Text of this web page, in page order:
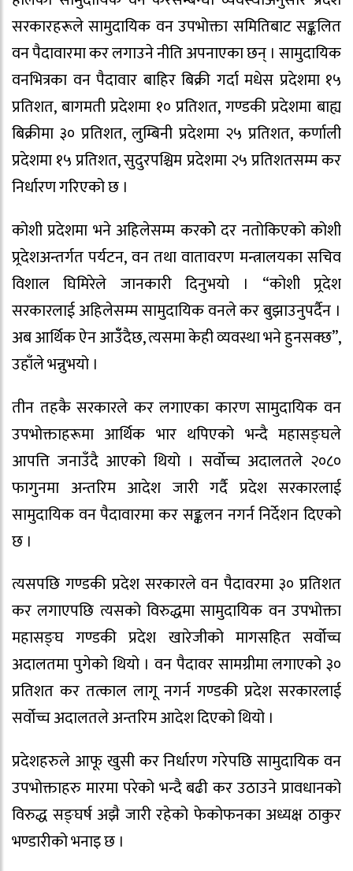
सरकारहरूले सामुदायिक वन उपभोक्ता समितिबाट सङ्कलित
वन पैदावारमा कर लगाउने नीति अपनाएका छन् । सामुदायिक
वनभित्रका वन पैदावार बाहिर बिक्री गर्दा मधेस प्रदेशमा १५
प्रतिशत, बागमती प्रदेशमा १० प्रतिशत, गण्डकी प्रदेशमा बाह्य
बिक्रीमा ३० प्रतिशत, लुम्बिनी प्रदेशमा २५ प्रतिशत, कर्णाली
प्रदेशमा १५ प्रतिशत, सुदुरपश्चिम प्रदेशमा २५ प्रतिशतसम्म कर
निर्धारण गरिएको छ ।
कोशी प्रदेशमा भने अहिलेसम्म करकोे दर नतोकिएको कोशी
प्र्रदेशअन्तर्गत पर्यटन, वन तथा वातावरण मन्त्रालयका सचिव
विशाल घिमिरेले जानकारी दिनुभयो । “कोशी प्र्रदेश
सरकारलाई अहिलेसम्म सामुदायिक वनले कर बुझाउनुपर्दैन ।
अब आर्थिक ऐन आउँँदैछ, त्यसमा केही व्यवस्था भने हुनसक्छ”,
उहाँले भन्नुभयो ।
तीन तहकै सरकारले कर लगाएका कारण सामुदायिक वन
उपभोक्ताहरूमा आर्थिक भार थपिएको भन्दै महासङ्घले
आपत्ति जनाउँदै आएको थियो । सर्वोच्च अदालतले २०८०
फागुनमा अन्तरिम आदेश जारी गर्दै प्रदेश सरकारलाई
सामुदायिक वन पैदावारमा कर सङ्कलन नगर्न निर्देशन दिएको
छ ।
त्यसपछि गण्डकी प्रदेश सरकारले वन पैदावरमा ३० प्रतिशत
कर लगाएपछि त्यसको विरुद्धमा सामुदायिक वन उपभोक्ता
महासङ्घ गण्डकी प्रदेश खारेजीको मागसहित सर्वोच्च
अदालतमा पुगेको थियो । वन पैदावर सामग्रीमा लगाएको ३०
प्रतिशत कर तत्काल लागू नगर्न गण्डकी प्रदेश सरकारलाई
सर्वोच्च अदालतले अन्तरिम आदेश दिएको थियो ।
प्रदेशहरुले आफू खुसी कर निर्धारण गरेपछि सामुदायिक वन
उपभोक्ताहरु मारमा परेको भन्दै बढी कर उठाउने प्रावधानको
विरुद्ध सङ्घर्ष अझै जारी रहेको फेकोफनका अध्यक्ष ठाकुर
भण्डारीको भनाइ छ ।